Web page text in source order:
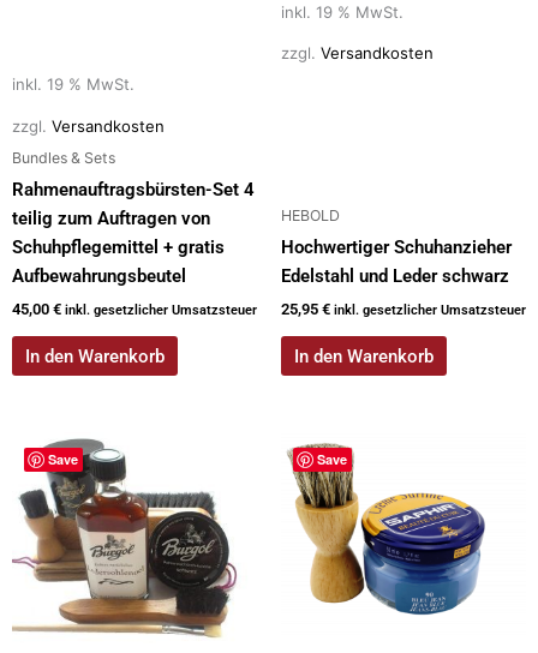
inkl. 19 % MwSt.
zzgl. Versandkosten
Bundles & Sets
Rahmenauftragsbürsten-Set 4
teilig zum Auftragen von
Schuhpflegemittel + gratis
Aufbewahrungsbeutel
45,00 € inkl. gesetzlicher Umsatzsteuer
In den Warenkorb
inkl. 19 % MwSt.
zzgl. Versandkosten
HEBOLD
Hochwertiger Schuhanzieher
Edelstahl und Leder schwarz
25,95 € inkl. gesetzlicher Umsatzsteuer
In den Warenkorb
Save Save
Dieses
Produkt
weist
mehrere
Varianten